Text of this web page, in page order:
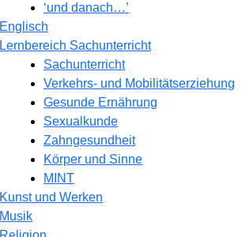
‘und danach…’
Englisch
Lernbereich Sachunterricht
Sachunterricht
Verkehrs- und Mobilitätserziehung
Gesunde Ernährung
Sexualkunde
Zahngesundheit
Körper und Sinne
MINT
Kunst und Werken
Musik